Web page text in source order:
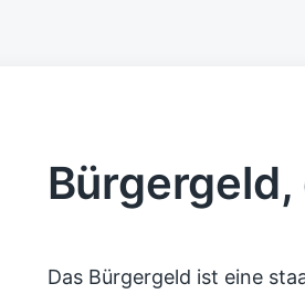
Das Bürgergeld ist eine